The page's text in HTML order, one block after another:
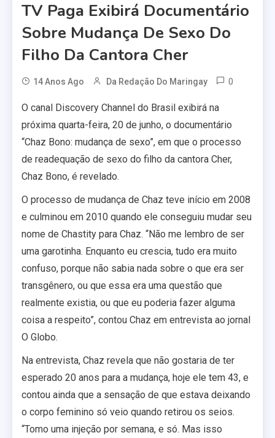
TV Paga Exibirá Documentário
Sobre Mudança De Sexo Do
Filho Da Cantora Cher
14 Anos Ago Da Redação Do Maringay 0
O canal Discovery Channel do Brasil exibirá na
próxima quarta-feira, 20 de junho, o documentário
“Chaz Bono: mudança de sexo”, em que o processo
de readequação de sexo do filho da cantora Cher,
Chaz Bono, é revelado.
O processo de mudança de Chaz teve início em 2008
e culminou em 2010 quando ele conseguiu mudar seu
nome de Chastity para Chaz. “Não me lembro de ser
uma garotinha. Enquanto eu crescia, tudo era muito
confuso, porque não sabia nada sobre o que era ser
transgênero, ou que essa era uma questão que
realmente existia, ou que eu poderia fazer alguma
coisa a respeito”, contou Chaz em entrevista ao jornal
O Globo.
Na entrevista, Chaz revela que não gostaria de ter
esperado 20 anos para a mudança, hoje ele tem 43, e
contou ainda que a sensação de que estava deixando
o corpo feminino só veio quando retirou os seios.
“Tomo uma injeção por semana, e só. Mas isso